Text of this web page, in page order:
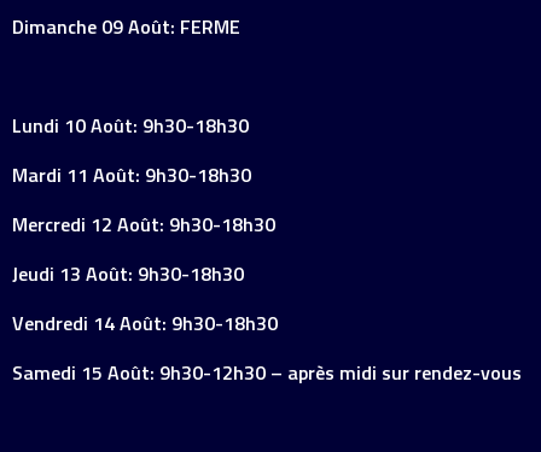
Dimanche 09 Août: FERME
Lundi 10 Août: 9h30-18h30
Mardi 11 Août: 9h30-18h30
Mercredi 12 Août: 9h30-18h30
Jeudi 13 Août: 9h30-18h30
Vendredi 14 Août: 9h30-18h30
Samedi 15 Août: 9h30-12h30 – après midi sur rendez-vous